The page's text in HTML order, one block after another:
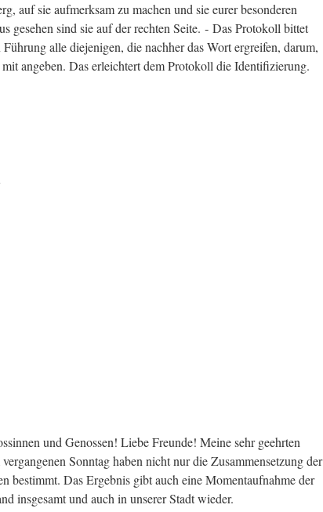
auf sie aufmerksam zu machen und sie eurer besonderen
gesehen sind sie auf der rechten Seite. ‑ Das Protokoll bittet
alle diejenigen, die nachher das Wort ergreifen, darum,
angeben. Das erleichtert dem Protokoll die Identifizierung.
und Genossen! Liebe Freunde! Meine sehr geehrten
Sonntag haben nicht nur die Zusammensetzung der
bestimmt. Das Ergebnis gibt auch eine Momentaufnahme der
insgesamt und auch in unserer Stadt wieder.